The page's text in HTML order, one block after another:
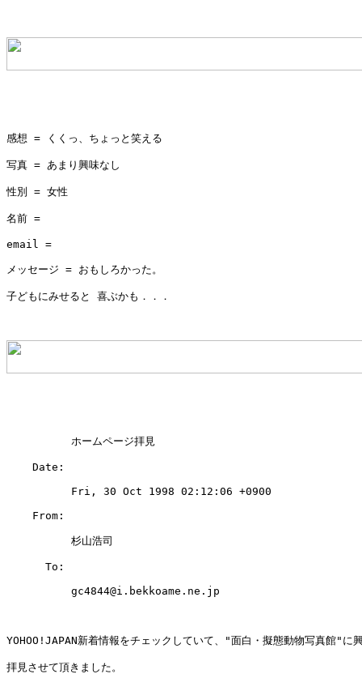
感想 = くくっ、ちょっと笑える
写真 = あまり興味なし
性別 = 女性
名前 =
email =
メッセージ = おもしろかった。
子どもにみせると 喜ぶかも．．．
          ホームページ拝見
    Date:
          Fri, 30 Oct 1998 02:12:06 +0900
    From:
          杉山浩司
      To:
          gc4844@i.bekkoame.ne.jp
YOHOO!JAPAN新着情報をチェックしていて、"面白・擬態動物写真館"に
拝見させて頂きました。